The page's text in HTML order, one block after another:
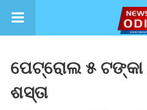
ପେଟ୍ରୋଲ ୫
ଶସ୍ତା